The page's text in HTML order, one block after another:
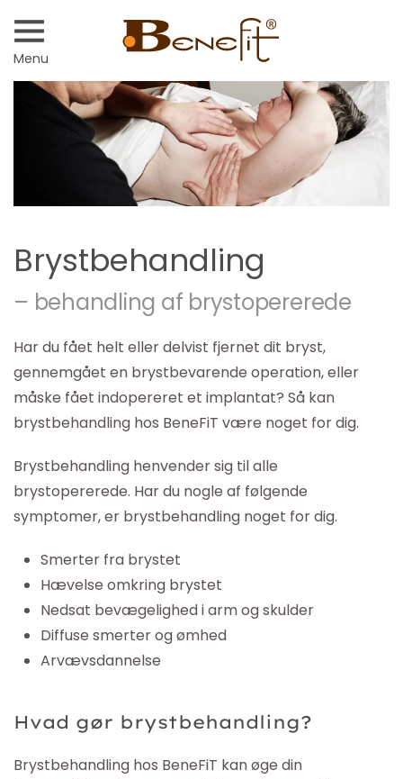
Menu
Brystbehandling
– behandling af brystopererede
Har du fået helt eller delvist fjernet dit bryst,
gennemgået en brystbevarende operation, eller
måske fået indopereret et implantat? Så kan
brystbehandling hos BeneFiT være noget for dig.
Brystbehandling henvender sig til alle
brystopererede. Har du nogle af følgende
symptomer, er brystbehandling noget for dig.
Smerter fra brystet
Hævelse omkring brystet
Nedsat bevægelighed i arm og skulder
Diffuse smerter og ømhed
Arvævsdannelse
Hvad gør brystbehandling?
Brystbehandling hos BeneFiT kan øge din